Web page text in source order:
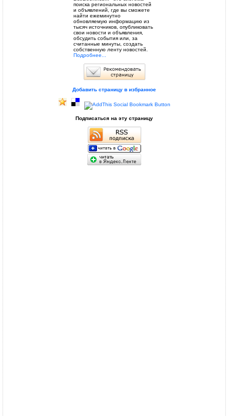
поиска региональных новостей
и объявлений, где вы сможете
найти ежеминутно
обновляемую информацию из
тысяч источников, опубликовать
свои новости и объявления,
обсудить события или, за
считанные минуты, создать
собственную ленту новостей.
Подробнее...
Добавить страницу в избранное
Подписаться на эту страницу